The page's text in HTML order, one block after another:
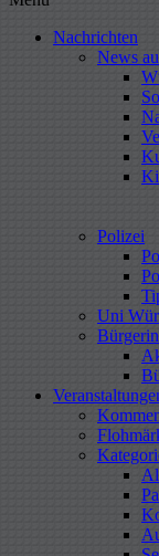
Nachrichten
News
Polizei
Uni